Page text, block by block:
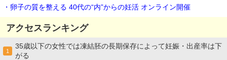
・卵子の質を整える 40代の“内”からの妊活 オンライン開催
アクセスランキング
1
35歳以下の女性では凍結胚の長期保存によって妊娠・出産率は下
がる